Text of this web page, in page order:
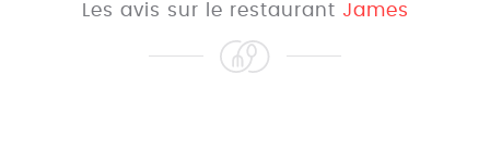
Les avis sur le restaurant James